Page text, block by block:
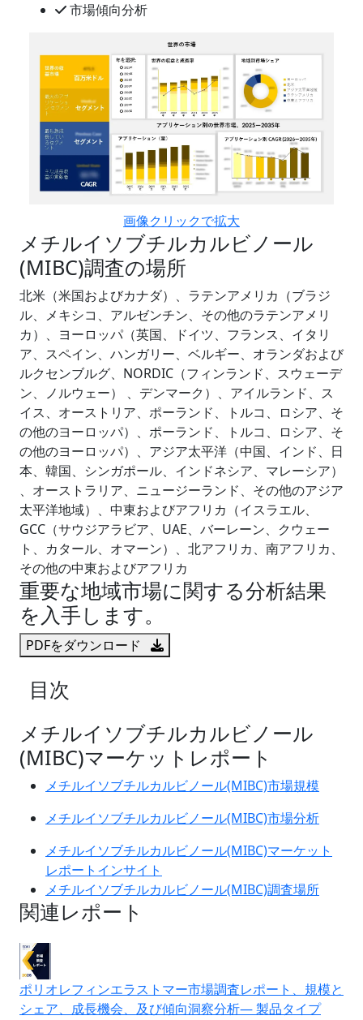
市場傾向分析
画像クリックで拡大
メチルイソブチルカルビノール
(MIBC)調査の場所
北米（米国およびカナダ）、ラテンアメリカ（ブラジ
ル、メキシコ、アルゼンチン、その他のラテンアメリ
カ）、ヨーロッパ（英国、ドイツ、フランス、イタリ
ア、スペイン、ハンガリー、ベルギー、オランダおよび
ルクセンブルグ、NORDIC（フィンランド、スウェーデ
ン、ノルウェー） 、デンマーク）、アイルランド、ス
イス、オーストリア、ポーランド、トルコ、ロシア、そ
の他のヨーロッパ）、ポーランド、トルコ、ロシア、そ
の他のヨーロッパ）、アジア太平洋（中国、インド、日
本、韓国、シンガポール、インドネシア、マレーシア）
、オーストラリア、ニュージーランド、その他のアジア
太平洋地域）、中東およびアフリカ（イスラエル、
GCC（サウジアラビア、UAE、バーレーン、クウェー
ト、カタール、オマーン）、北アフリカ、南アフリカ、
その他の中東およびアフリカ
重要な地域市場に関する分析結果
を入手します。
PDFをダウンロード
目次
メチルイソブチルカルビノール
(MIBC)マーケットレポート
メチルイソブチルカルビノール(MIBC)市場規模
メチルイソブチルカルビノール(MIBC)市場分析
メチルイソブチルカルビノール(MIBC)マーケット
レポートインサイト
メチルイソブチルカルビノール(MIBC)調査場所
関連レポート
ポリオレフィンエラストマー市場調査レポート、規模と
シェア、成長機会、及び傾向洞察分析― 製品タイプ